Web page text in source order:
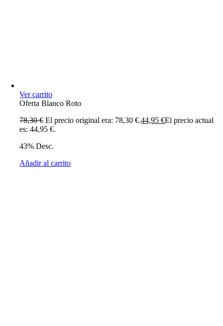
Ver carrito
Oferta Blanco Roto
78,30€ El precio original era: 78,30 €.44,95€El precio actual
es: 44,95 €.
43% Desc.
Añadir al carrito